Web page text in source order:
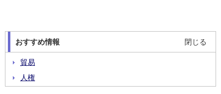
おすすめ情報 閉じる
貿易
人権